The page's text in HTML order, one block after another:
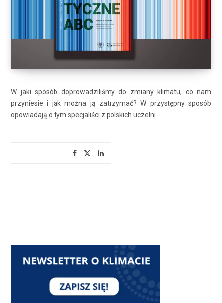
W jaki sposób doprowadziliśmy do zmiany klimatu, co nam
przyniesie i jak można ją zatrzymać? W przystępny sposób
opowiadają o tym specjaliści z polskich uczelni.